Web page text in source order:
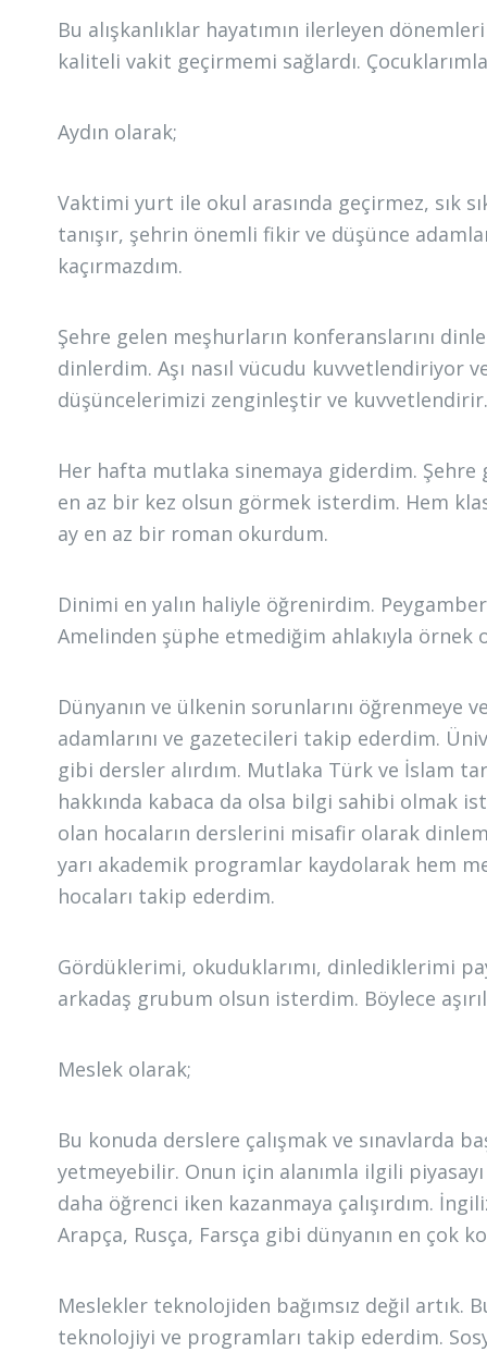
Bu alışkanlıklar hayatımın ilerleyen
kaliteli vakit geçirmemi sağlardı.
Aydın olarak;
Vaktimi yurt ile okul arasında geçirmez, sık
tanışır, şehrin önemli fikir ve düşünce
kaçırmazdım.
Şehre gelen meşhurların konferanslarını
dinlerdim. Aşı nasıl vücudu kuvvetlendiriyor
düşüncelerimizi zenginleştir ve
Her hafta mutlaka sinemaya giderdim.
en az bir kez olsun görmek isterdim. Hem
ay en az bir roman okurdum.
Dinimi en yalın haliyle öğrenirdim.
Amelinden şüphe etmediğim ahlakıyla örnek
Dünyanın ve ülkenin sorunlarını öğrenmeye
adamlarını ve gazetecileri takip ederdim.
gibi dersler alırdım. Mutlaka Türk ve İslam
hakkında kabaca da olsa bilgi sahibi olmak
olan hocaların derslerini misafir olarak
yarı akademik programlar kaydolarak hem
hocaları takip ederdim.
Gördüklerimi, okuduklarımı, dinlediklerimi
arkadaş grubum olsun isterdim. Böylece
Meslek olarak;
Bu konuda derslere çalışmak ve sınavlarda
yetmeyebilir. Onun için alanımla ilgili
daha öğrenci iken kazanmaya çalışırdım.
Arapça, Rusça, Farsça gibi dünyanın en
Meslekler teknolojiden bağımsız değil
teknolojiyi ve programları takip ederdim.